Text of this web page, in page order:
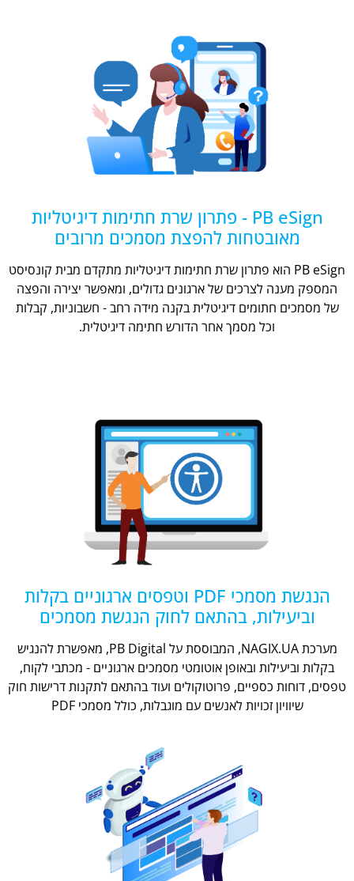
PB eSign - פתרון שרת חתימות דיגיטליות
מאובטחות להפצת מסמכים מרובים
PB eSign הוא פתרון שרת חתימות דיגיטליות מתקדם מבית קונסיסט
המספק מענה לצרכים של ארגונים גדולים, ומאפשר יצירה והפצה
של מסמכים חתומים דיגיטלית בקנה מידה רחב - חשבוניות, קבלות
וכל מסמך אחר הדורש חתימה דיגיטלית.
הנגשת מסמכי PDF וטפסים ארגוניים בקלות
וביעילות, בהתאם לחוק הנגשת מסמכים
מערכת NAGIX.UA, המבוססת על PB Digital, מאפשרת להנגיש
בקלות וביעילות ובאופן אוטומטי מסמכים ארגוניים - מכתבי לקוח,
טפסים, דוחות כספיים, פרוטוקולים ועוד בהתאם לתקנות דרישות חוק
שיוויון זכויות לאנשים עם מוגבלות, כולל מסמכי PDF